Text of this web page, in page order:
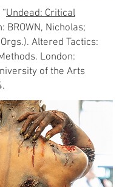
Undead: Critical
BROWN, Nicholas;
Altered Tactics:
London:
of the Arts